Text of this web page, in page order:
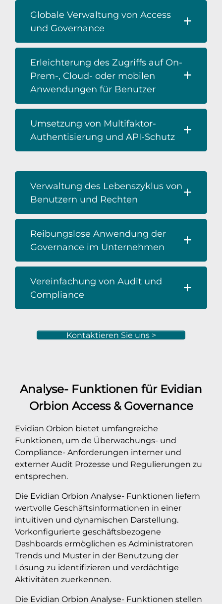
Globale Verwaltung von Access
und Governance
Erleichterung des Zugriffs auf On-
Prem-, Cloud- oder mobilen
Anwendungen für Benutzer
Umsetzung von Multifaktor-
Authentisierung und API-Schutz
Verwaltung des Lebenszyklus von
Benutzern und Rechten
Reibungslose Anwendung der
Governance im Unternehmen
Vereinfachung von Audit und
Compliance
Kontaktieren Sie uns >
Analyse- Funktionen für Evidian
Orbion Access & Governance
Evidian Orbion bietet umfangreiche
Funktionen, um de Überwachungs- und
Compliance- Anforderungen interner und
externer Audit Prozesse und Regulierungen zu
entsprechen.
Die Evidian Orbion Analyse- Funktionen liefern
wertvolle Geschäftsinformationen in einer
intuitiven und dynamischen Darstellung.
Vorkonfigurierte geschäftsbezogene
Dashboards ermöglichen es Administratoren
Trends und Muster in der Benutzung der
Lösung zu identifizieren und verdächtige
Aktivitäten zuerkennen.
Die Evidian Orbion Analyse- Funktionen stellen